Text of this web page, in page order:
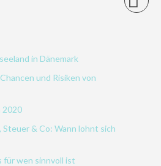
in Dänemark
und Risiken von
2020
& Co: Wann lohnt sich
für wen sinnvoll ist